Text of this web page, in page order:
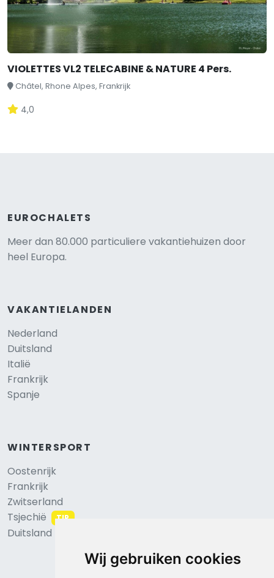
Wij gebruiken cookies
VIOLETTES VL2 TELECABINE & NATURE 4 Pers.
Châtel, Rhone Alpes, Frankrijk
4,0
EUROCHALETS
Meer dan 80.000 particuliere vakantiehuizen door
heel Europa.
VAKANTIELANDEN
Nederland
Duitsland
Italië
Frankrijk
Spanje
WINTERSPORT
Oostenrijk
Frankrijk
Zwitserland
Tsjechië
TIP
Duitsland